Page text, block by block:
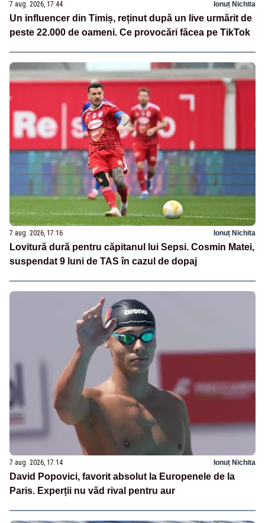
7 aug. 2026, 17:44 Ionuț Nichita
Un influencer din Timiș, reținut după un live urmărit de
peste 22.000 de oameni. Ce provocări făcea pe TikTok
7 aug. 2026, 17:16 Ionuț Nichita
Lovitură dură pentru căpitanul lui Sepsi. Cosmin Matei,
suspendat 9 luni de TAS în cazul de dopaj
7 aug. 2026, 17:14 Ionuț Nichita
David Popovici, favorit absolut la Europenele de la
Paris. Experții nu văd rival pentru aur